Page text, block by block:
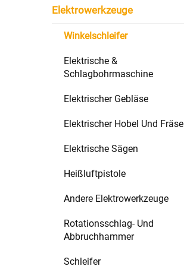
Elektrowerkzeuge
Winkelschleifer
Elektrische &
Schlagbohrmaschine
Elektrischer Gebläse
Elektrischer Hobel Und Fräse
Elektrische Sägen
Heißluftpistole
Andere Elektrowerkzeuge
Rotationsschlag- Und
Abbruchhammer
Schleifer